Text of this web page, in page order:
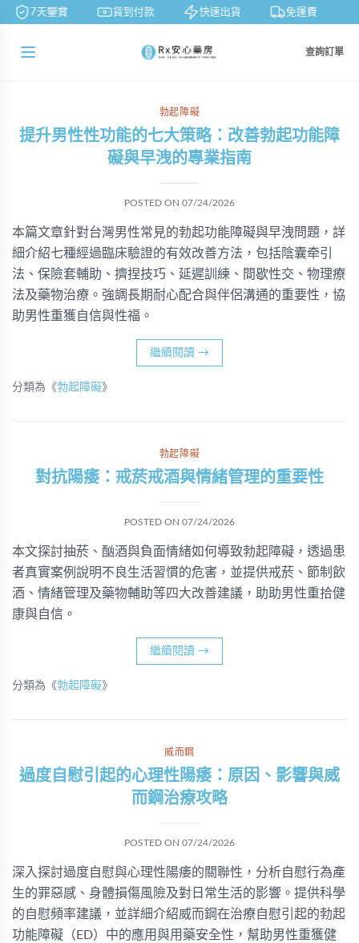
7天鑒賞 貨到付款 快速出貨 免運費
查詢訂單
勃起障礙
提升男性性功能的七大策略：改善勃起功能障
礙與早洩的專業指南
POSTED ON 07/24/2026
本篇文章針對台灣男性常見的勃起功能障礙與早洩問題，詳
細介紹七種經過臨床驗證的有效改善方法，包括陰囊牵引
法、保險套輔助、擠捏技巧、延遲訓練、間歇性交、物理療
法及藥物治療。強調長期耐心配合與伴侶溝通的重要性，協
助男性重獲自信與性福。
繼續閱讀 →
分類為《勃起障礙》
勃起障礙
對抗陽痿：戒菸戒酒與情緒管理的重要性
POSTED ON 07/24/2026
本文探討抽菸、酗酒與負面情緒如何導致勃起障礙，透過患
者真實案例說明不良生活習慣的危害，並提供戒菸、節制飲
酒、情緒管理及藥物輔助等四大改善建議，助助男性重拾健
康與自信。
繼續閱讀 →
分類為《勃起障礙》
威而鋼
過度自慰引起的心理性陽痿：原因、影響與威
而鋼治療攻略
POSTED ON 07/24/2026
深入探討過度自慰與心理性陽痿的關聯性，分析自慰行為產
生的罪惡感、身體損傷風險及對日常生活的影響。提供科學
的自慰頻率建議，並詳細介紹威而鋼在治療自慰引起的勃起
功能障礙（ED）中的應用與用藥安全性，幫助男性重獲健